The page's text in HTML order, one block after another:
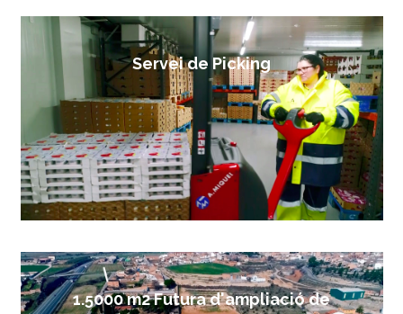
Servei de Picking
1.5000 m2 Futura d'ampliació de